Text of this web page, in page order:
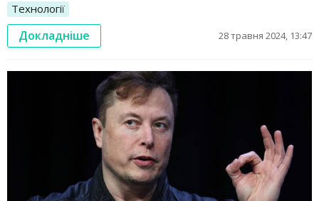
Технології
Докладніше 28 травня 2024, 13:47